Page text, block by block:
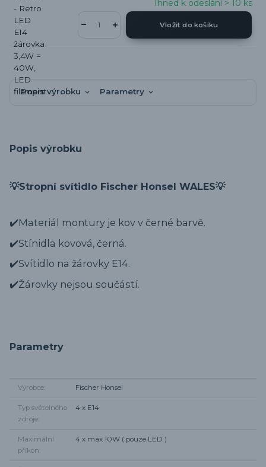
Ihned k odeslání > 10 ks
Vložit do košíku
Popis výrobku Parametry
Popis výrobku
💡Stropní svítidlo Fischer Honsel WALES💡
✔️Materiál montury je kov v černé barvě.
✔️Stínidla kovová, černá.
✔️Svítidlo na žárovky E14.
✔️Žárovky nejsou součástí.
Parametry
Výrobce Fischer Honsel
Typ světelného
zdroje
4 x E14
Maximální
příkon
4 x max 10W ( pouze LED )